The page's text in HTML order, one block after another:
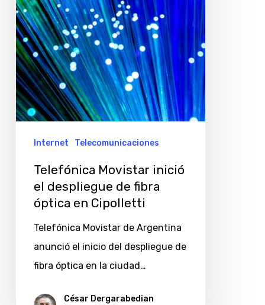
de
fibra
óptica
en
Cipolletti
Internet Telecomunicaciones
Telefónica Movistar inició
el despliegue de fibra
óptica en Cipolletti
Telefónica Movistar de Argentina
anunció el inicio del despliegue de
fibra óptica en la ciudad…
César Dergarabedian